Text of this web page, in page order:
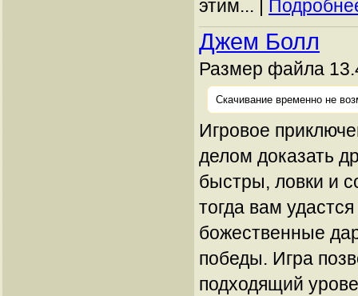
этим... |
Джем Болл
Размер файла
Скачивание временно не
Игровое
делом доказать
быстры, ловки и
тогда вам
божественные
победы. Игра
подходящий